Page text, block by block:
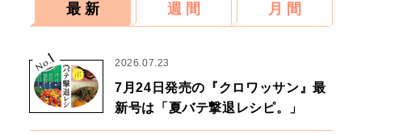
最 新 週 間 月 間
No.
1 2026.07.23
7月24日発売の『クロワッサン』最
新号は「夏バテ撃退レシピ。」